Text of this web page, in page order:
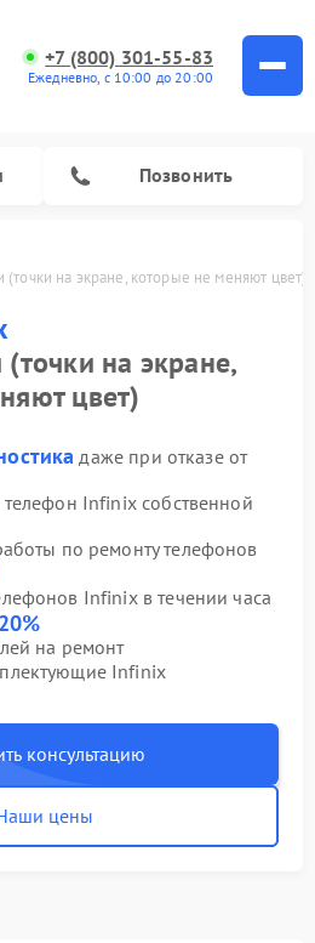
+7 (800) 301-55-83
Ежедневно, с 10:00 до 20:00
Позвонить
на экране, которые не меняют цвет)
на экране,
цвет)
даже при отказе от
Infinix собственной
по ремонту телефонов
Infinix в течении часа
20%
на ремонт
Infinix
консультацию
цены